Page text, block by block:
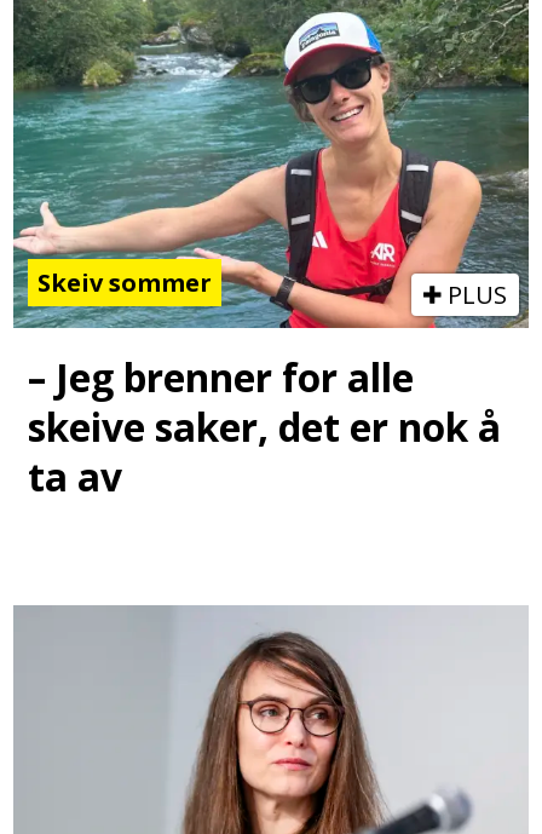
Skeiv sommer PLUS
– Jeg brenner for alle
skeive saker, det er nok å
ta av